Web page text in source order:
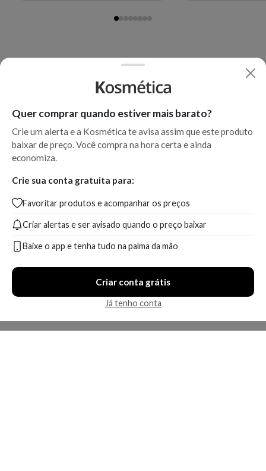
Quer comprar quando estiver mais barato?
Crie um alerta e a Kosmética te avisa assim que este produto
baixar de preço. Você compra na hora certa e ainda
economiza.
Crie sua conta gratuita para:
Favoritar produtos e acompanhar os preços
Criar alertas e ser avisado quando o preço baixar
Baixe o app e tenha tudo na palma da mão
Criar conta grátis
Já tenho conta